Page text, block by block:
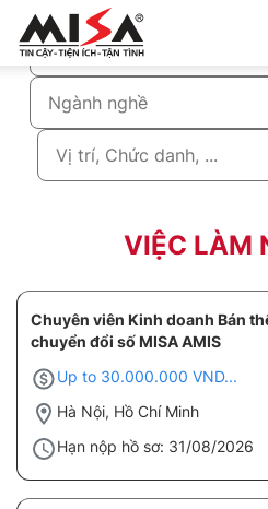
VIỆC LÀM
Chuyên viên Kinh doanh Bán
chuyển đổi số MISA AMIS
Up to 30.000.000 VND...
Hà Nội, Hồ Chí Minh
Hạn nộp hồ sơ: 31/08/2026